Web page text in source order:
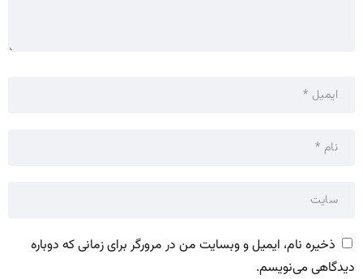
ذخیره نام، ایمیل و وبسایت من در مرورگر برای زمانی که دوباره
دیدگاهی می‌نویسم.